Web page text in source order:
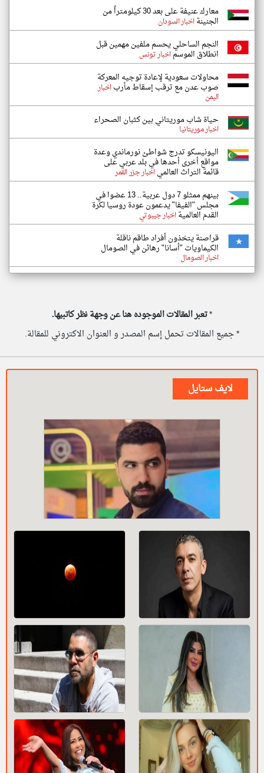
معارك عنيفة على بعد 30 كيلومتراً من
الجنينةاخبار السودان
النجم الساحلي يحسم ملفين مهمين قبل
انطلاق الموسماخبار تونس
محاولات سعودية لإعادة توجيه المعركة
صوب عدن مع ترقب إسقاط مأرباخبار
اليمن
حياة شاب موريتاني بين كثبان الصحراء
اخبار موريتانيا
اليونيسكو تدرج شواطئ نورماندي وعدة
مواقع أخرى أحدها في بلد عربي على
قائمة التراث العالمياخبار جزر القمر
بينهم ممثلو 7 دول عربية.. 13 عضوا في
مجلس "الفيفا" يدعمون عودة روسيا لكرة
القدم العالميةاخبار جيبوتي
قراصنة يتخذون أفراد طاقم ناقلة
الكيماويات "أسانا" رهائن في الصومال
اخبار الصومال
*تعبر المقالات الموجوده هنا عن وجهة نظر كاتبيها.
* جميع المقالات تحمل إسم المصدر و العنوان الاكتروني للمقالة.
لايف ستايل